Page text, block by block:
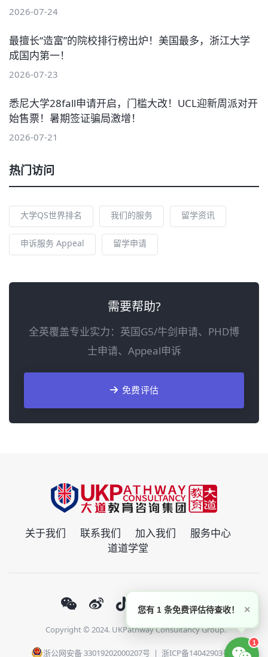
2026-07-24
最擅长“造富”的院校排行榜出炉！美国最多，浙江大学
成国内第一！
2026-07-23
悉尼大学28fall申请开启，门槛大改！UCL迎新周派对开
始售票！暑期签证骗局激增！
2026-07-21
热门访问
大学QS世界排名 我们的服务 留学资讯
申诉服务 Appeal 留学申请
需要帮助?
全英覆盖专业实力：英国G5/牛剑申请、PHD博
士申请、Appeal申诉
免费评估
关于我们 联系我们 加入我们
服务中心
道道学堂
Copyright © 2024. UKPathway Consultancy Group.
浙公网安备 33019202000207号 | 浙ICP备14042903号-1
×
您有 1 条免费评估待查收！
1